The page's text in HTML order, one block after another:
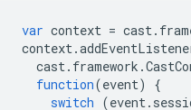
var context = cast.
context.
cast. framework .
function(event)
{
switch (event.